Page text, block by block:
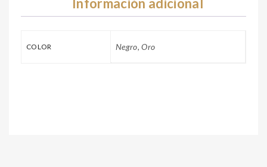
Información adicional
COLOR Negro, Oro